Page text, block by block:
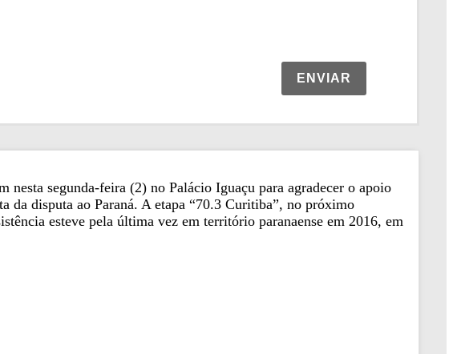
ENVIAR
segunda-feira (2) no Palácio Iguaçu para agradecer o apoio
da disputa ao Paraná. A etapa “70.3 Curitiba”, no próximo
esteve pela última vez em território paranaense em 2016, em